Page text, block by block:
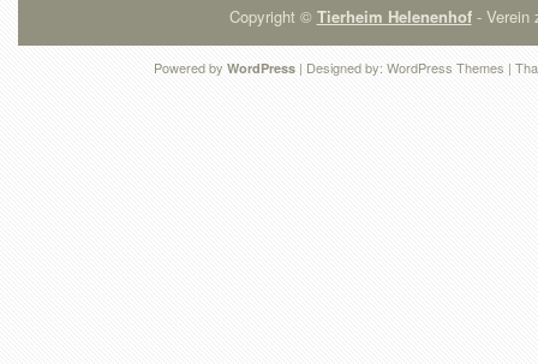
Copyright © Tierheim Helenenhof- Verein
Powered by WordPress | Designed by: WordPress Themes |